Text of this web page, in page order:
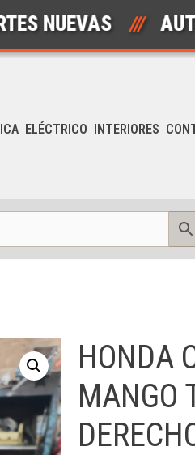
///
ELÉCTRICO INTERIORES
HONDA
MANGO